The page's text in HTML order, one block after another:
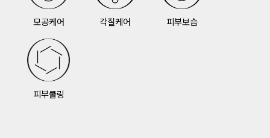
모공케어 각질케어 피부보습
피부쿨링